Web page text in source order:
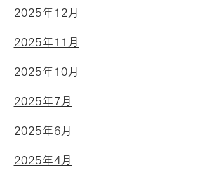
2025年12月
2025年11月
2025年10月
2025年7月
2025年6月
2025年4月